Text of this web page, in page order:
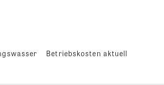
Betriebskosten aktuell